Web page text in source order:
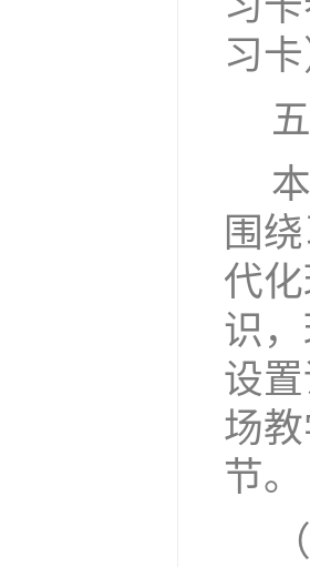
习
围
代
识 ，
设
场
节。